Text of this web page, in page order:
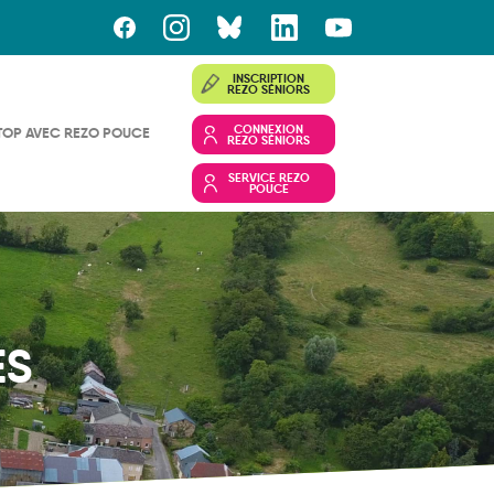
AVEC REZO POUCE
INSCRIPTION
REZO SÉNIORS
CONNEXION
REZO SÉNIORS
SERVICE REZO
POUCE